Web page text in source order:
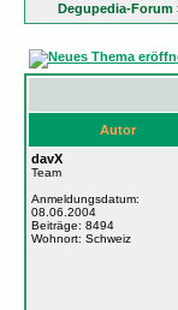
Degupedia-Forum
Autor
davX
Team
Anmeldungsdatum:
08.06.2004
Beiträge: 8494
Wohnort: Schweiz